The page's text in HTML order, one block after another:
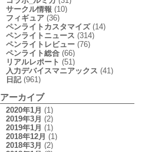
サークル情報 (10)
フィギュア(36)
ペンライトカスタマイズ(14)
ペンライトニュース (314)
ペンライトレビュー(76)
ペンライト総合(66)
リアルレポート (51)
入力デバイスマニアックス (41)
日記(961)
アーカイブ
2020年1月 (1)
2019年3月 (2)
2019年1月 (1)
2018年12月 (1)
2018年3月 (2)